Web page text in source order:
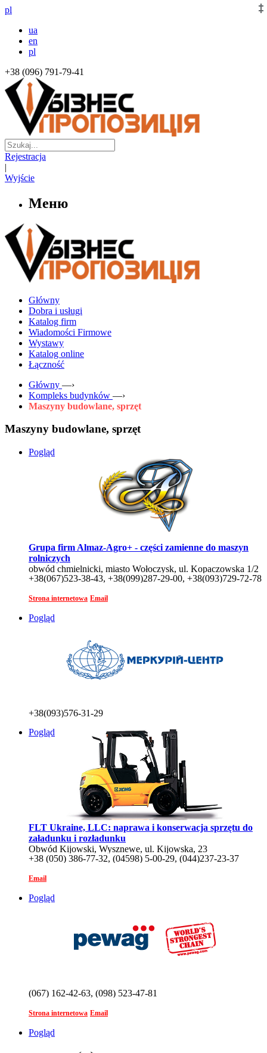
pl
ua
en
pl
+38 (096) 791-79-41
Rejestracja
|
Wyjście
Меню
Główny
Dobra i usługi
Katalog firm
Wiadomości Firmowe
Wystawy
Katalog online
Łączność
Główny —›
Kompleks budynków —›
Maszyny budowlane, sprzęt
Maszyny budowlane, sprzęt
Pogląd
Grupa firm Almaz-Agro+ - części zamienne do maszyn
rolniczych
obwód chmielnicki, miasto Wołoczysk, ul. Kopaczowska 1/2
+38(067)523-38-43, +38(099)287-29-00, +38(093)729-72-78
Strona internetowa Email
Pogląd
+38(093)576-31-29
Pogląd
FLT Ukraine, LLC: naprawa i konserwacja sprzętu do
załadunku i rozładunku
Obwód Kijowski, Wysznewe, ul. Kijowska, 23
+38 (050) 386-77-32, (04598) 5-00-29, (044)237-23-37
Email
Pogląd
(067) 162-42-63, (098) 523-47-81
Strona internetowa Email
Pogląd